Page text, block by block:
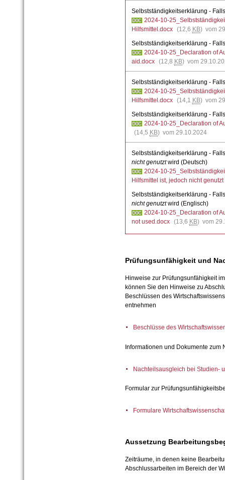
Selbstständigkeitserklärung -
2024-10-
Hilfsmittel.docx (12,6 KB) vom
Selbstständigkeitserklärung -
2024-10-25_Declaration of
aid.docx (12,8 KB) vom
Selbstständigkeitserklärung -
2024-10-
Hilfsmittel.docx (14,1 KB) vom
Selbstständigkeitserklärung -
2024-10-25_Declaration of
(14,5 KB) vom 29.10.2024
Selbstständigkeitserklärung -
nicht genutztwird (Deutsch)
2024-10-
Hilfsmittel ist, jedoch nicht
Selbstständigkeitserklärung -
nicht genutztwird (Englisch)
2024-10-25_Declaration of
not used.docx (13,6 KB) vom
Prüfungsunfähigkeit und
Hinweise zur Prüfungsunfähigkeit
können Sie den Hinweise zu
Beschlüssen des
entnehmen
Beschlüsse des
Informationen und Dokumente zum
Nachteilsausgleich bei Studien-
Formular zur
Formulare
Aussetzung
Zeiträume, in denen keine
Abschlussarbeiten im Bereich der